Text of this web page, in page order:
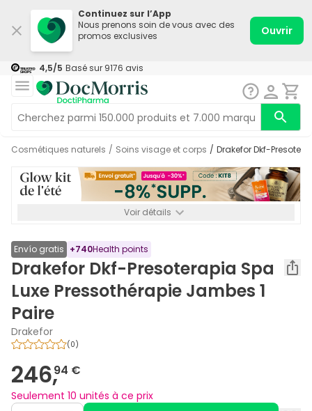
Continuez sur l’App
Nous prenons soin de vous avec des
promos exclusives
Ouvrir
4,5/5 Basé sur 9176 avis
Cosmétiques naturels / Soins visage et corps / Drakefor Dkf-
Voir détails
Envío gratis +740Health points
Drakefor Dkf-Presoterapia Spa
Luxe Pressothérapie Jambes 1
Paire
Drakefor
(0)
246,94 €
Seulement 10 unités à ce prix